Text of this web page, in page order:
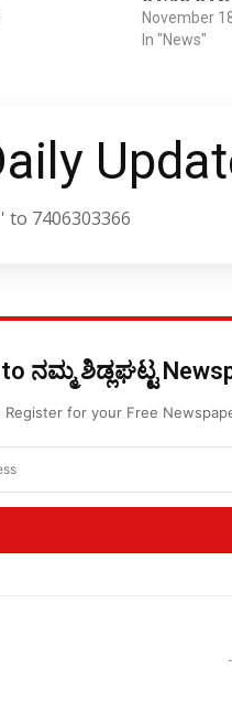
November
In "News"
to 7406303366
ನಮ್ಮ ಶಿಡ್ಲಘಟ್ಟ
Register for your Free